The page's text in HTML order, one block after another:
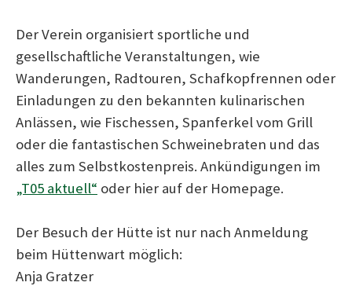
Der Verein organisiert sportliche und
gesellschaftliche Veranstaltungen, wie
Wanderungen, Radtouren, Schafkopfrennen oder
Einladungen zu den bekannten kulinarischen
Anlässen, wie Fischessen, Spanferkel vom Grill
oder die fantastischen Schweinebraten und das
alles zum Selbstkostenpreis. Ankündigungen im
„T05 aktuell“ oder hier auf der Homepage.
Der Besuch der Hütte ist nur nach Anmeldung
beim Hüttenwart möglich:
Anja Gratzer